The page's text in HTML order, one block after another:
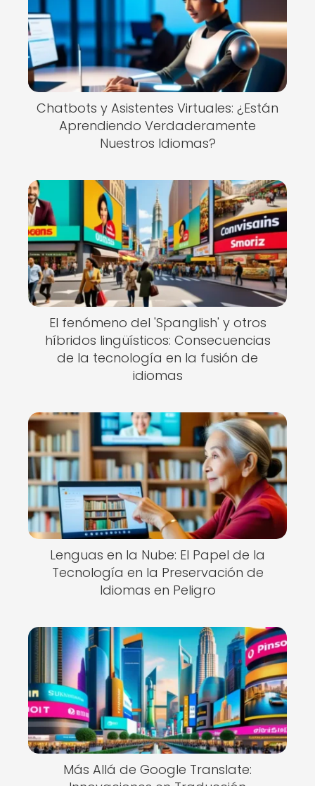
Chatbots y Asistentes Virtuales: ¿Están
Aprendiendo Verdaderamente
Nuestros Idiomas?
El fenómeno del 'Spanglish' y otros
híbridos lingüísticos: Consecuencias
de la tecnología en la fusión de
idiomas
Lenguas en la Nube: El Papel de la
Tecnología en la Preservación de
Idiomas en Peligro
Más Allá de Google Translate: